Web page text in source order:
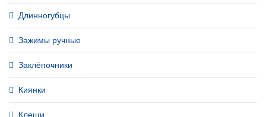
Длинногубцы
Зажимы ручные
Заклёпочники
Киянки
Клещи